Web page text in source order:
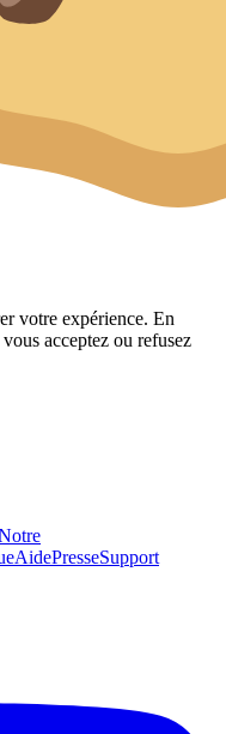
votre expérience. En
acceptez ou refusez
AidePresseSupport